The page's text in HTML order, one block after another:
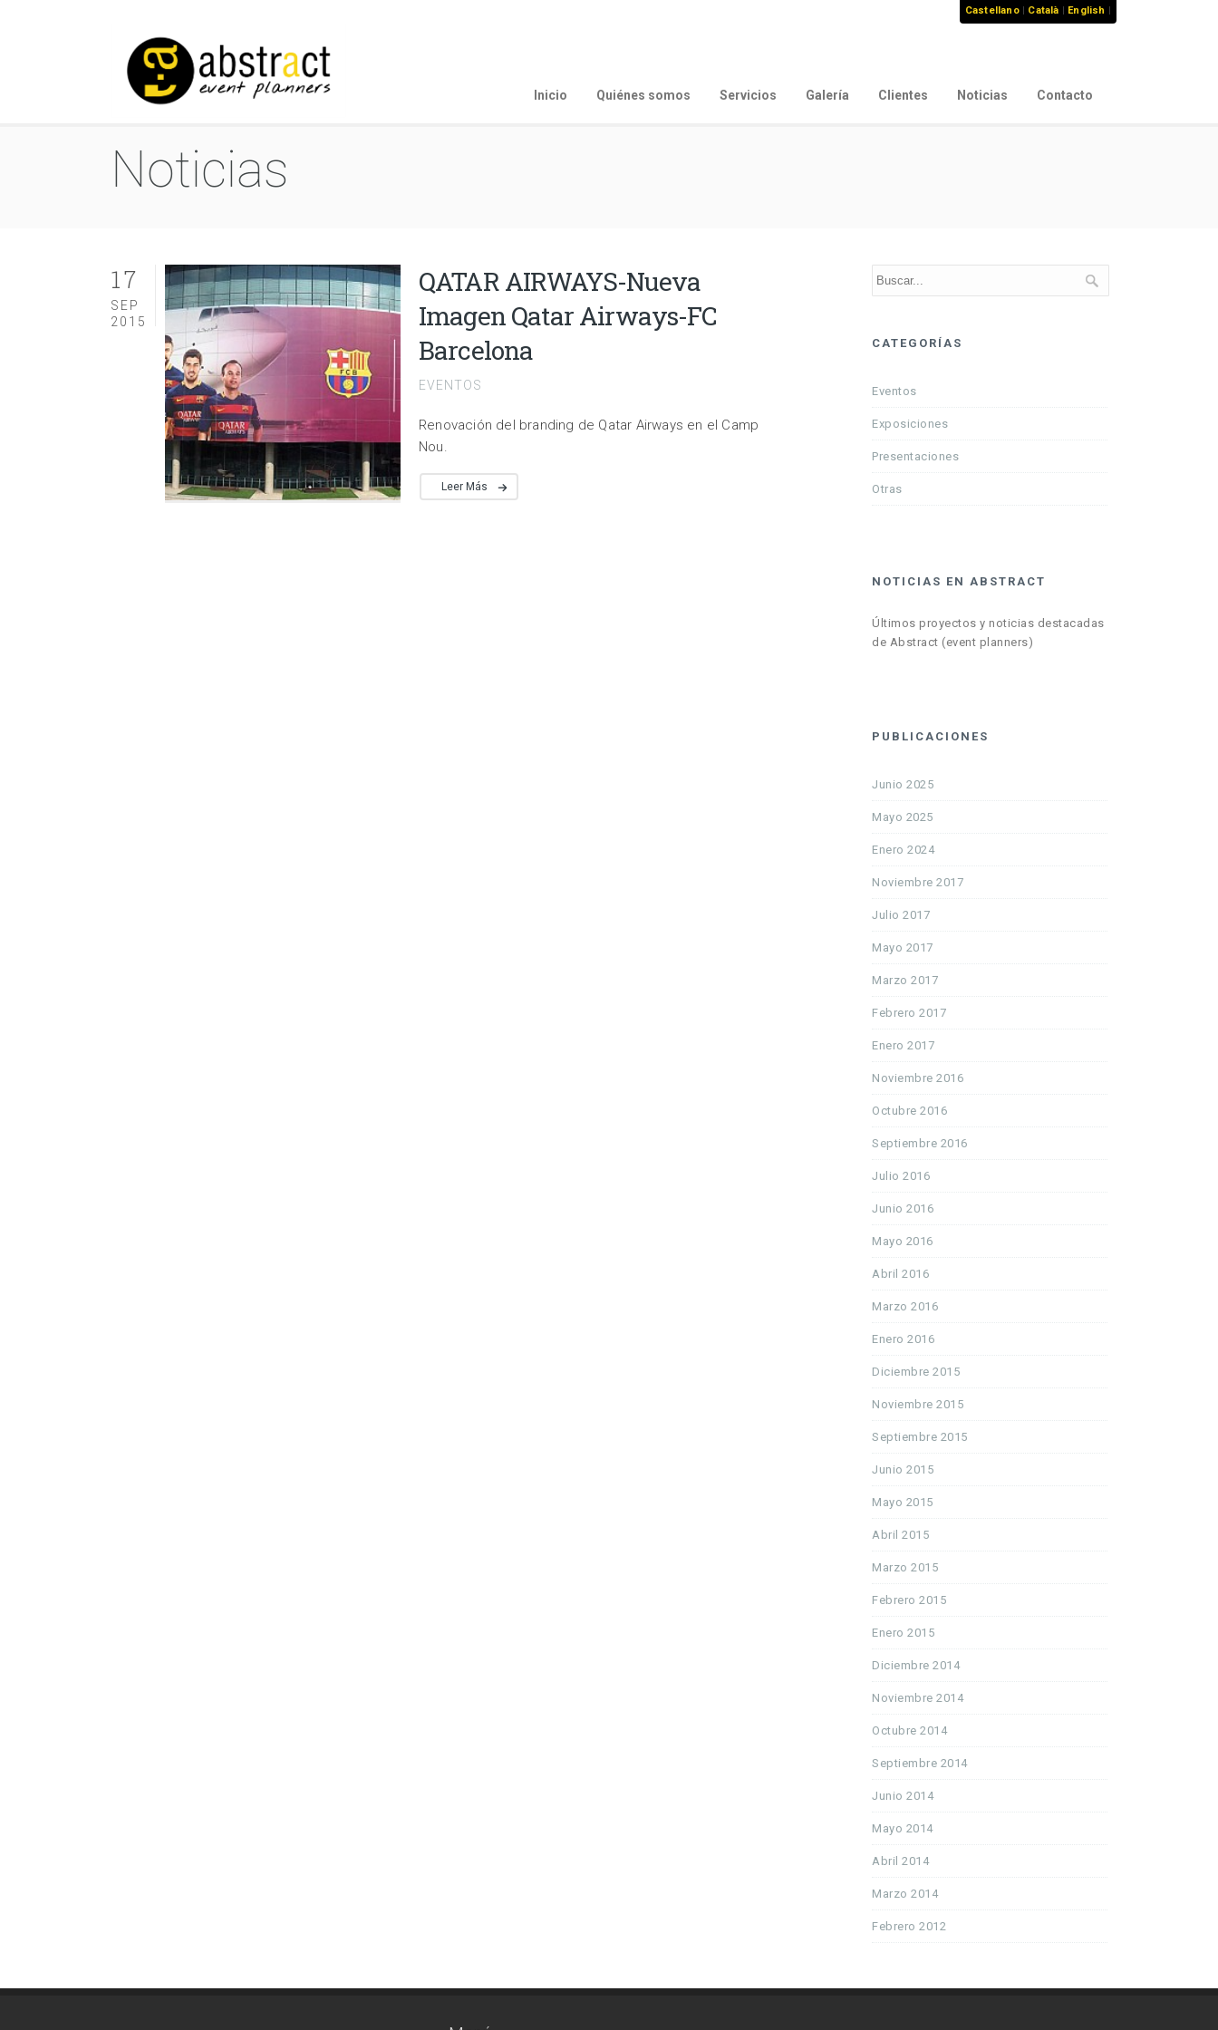
Castellano| Català | English |
Inicio Quiénes somos Servicios Galería Clientes Noticias Contacto
Noticias
17
SEP
2015
QATAR AIRWAYS-Nueva
Imagen Qatar Airways-FC
Barcelona
EVENTOS
Renovación del branding de Qatar Airways en el Camp
Nou.
Leer Más
CATEGORÍAS
Eventos
Exposiciones
Presentaciones
Otras
NOTICIAS EN ABSTRACT
Últimos proyectos y noticias destacadas
de Abstract (event planners)
PUBLICACIONES
Junio 2025
Mayo 2025
Enero 2024
Noviembre 2017
Julio 2017
Mayo 2017
Marzo 2017
Febrero 2017
Enero 2017
Noviembre 2016
Octubre 2016
Septiembre 2016
Julio 2016
Junio 2016
Mayo 2016
Abril 2016
Marzo 2016
Enero 2016
Diciembre 2015
Noviembre 2015
Septiembre 2015
Junio 2015
Mayo 2015
Abril 2015
Marzo 2015
Febrero 2015
Enero 2015
Diciembre 2014
Noviembre 2014
Octubre 2014
Septiembre 2014
Junio 2014
Mayo 2014
Abril 2014
Marzo 2014
Febrero 2012